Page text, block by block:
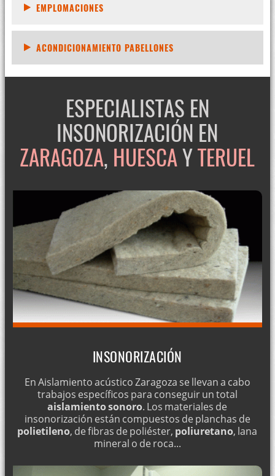
EMPLOMACIONES
ACONDICIONAMIENTO PABELLONES
ESPECIALISTAS EN
INSONORIZACIÓN EN
ZARAGOZA, HUESCAYTERUEL
INSONORIZACIÓN
En Aislamiento acústico Zaragoza se llevan a cabo
trabajos específicos para conseguir un total
aislamiento sonoro. Los materiales de
insonorización están compuestos de planchas de
polietileno, de fibras de poliéster, poliuretano, lana
mineral o de roca...